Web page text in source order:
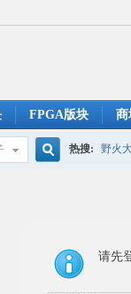
FPGA版块 商
热搜: 野火
请先